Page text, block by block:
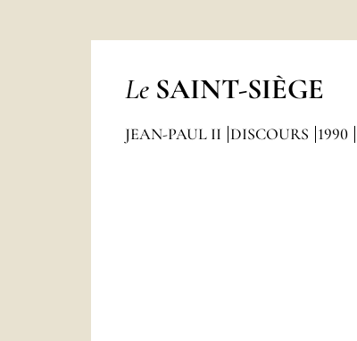
Le SAINT-SIÈGE
JEAN-PAUL II DISCOURS 1990